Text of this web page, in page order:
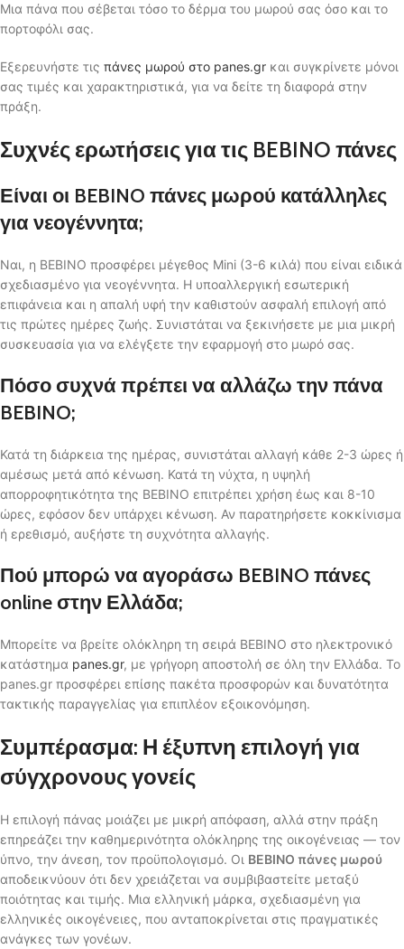
Μια πάνα που σέβεται τόσο το δέρμα του μωρού σας όσο και το
πορτοφόλι σας.
Εξερευνήστε τις πάνες μωρού στο panes.gr και συγκρίνετε μόνοι
σας τιμές και χαρακτηριστικά, για να δείτε τη διαφορά στην
πράξη.
Συχνές ερωτήσεις για τις BEBINO πάνες
Είναι οι BEBINO πάνες μωρού κατάλληλες
για νεογέννητα;
Ναι, η BEBINO προσφέρει μέγεθος Mini (3-6 κιλά) που είναι ειδικά
σχεδιασμένο για νεογέννητα. Η υποαλλεργική εσωτερική
επιφάνεια και η απαλή υφή την καθιστούν ασφαλή επιλογή από
τις πρώτες ημέρες ζωής. Συνιστάται να ξεκινήσετε με μια μικρή
συσκευασία για να ελέγξετε την εφαρμογή στο μωρό σας.
Πόσο συχνά πρέπει να αλλάζω την πάνα
BEBINO;
Κατά τη διάρκεια της ημέρας, συνιστάται αλλαγή κάθε 2-3 ώρες ή
αμέσως μετά από κένωση. Κατά τη νύχτα, η υψηλή
απορροφητικότητα της BEBINO επιτρέπει χρήση έως και 8-10
ώρες, εφόσον δεν υπάρχει κένωση. Αν παρατηρήσετε κοκκίνισμα
ή ερεθισμό, αυξήστε τη συχνότητα αλλαγής.
Πού μπορώ να αγοράσω BEBINO πάνες
online στην Ελλάδα;
Μπορείτε να βρείτε ολόκληρη τη σειρά BEBINO στο ηλεκτρονικό
κατάστημα panes.gr, με γρήγορη αποστολή σε όλη την Ελλάδα. Το
panes.gr προσφέρει επίσης πακέτα προσφορών και δυνατότητα
τακτικής παραγγελίας για επιπλέον εξοικονόμηση.
Συμπέρασμα: Η έξυπνη επιλογή για
σύγχρονους γονείς
Η επιλογή πάνας μοιάζει με μικρή απόφαση, αλλά στην πράξη
επηρεάζει την καθημερινότητα ολόκληρης της οικογένειας — τον
ύπνο, την άνεση, τον προϋπολογισμό. Οι BEBINO πάνες μωρού
αποδεικνύουν ότι δεν χρειάζεται να συμβιβαστείτε μεταξύ
ποιότητας και τιμής. Μια ελληνική μάρκα, σχεδιασμένη για
ελληνικές οικογένειες, που ανταποκρίνεται στις πραγματικές
ανάγκες των γονέων.